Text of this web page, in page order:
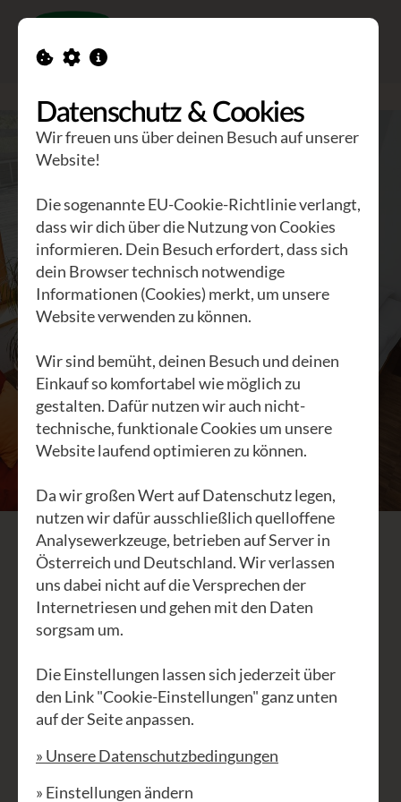
Unsere
Zimmer
Unsere Zimmer sind - ehrlich gesagt
– echte Unikate. So entschleunigen
anders. Die Möbel sind
ausschließlich aus natürlichen
Datenschutz & Cookies
Wir freuen uns über deinen Besuch auf unserer
Website!
Die sogenannte EU-Cookie-Richtlinie verlangt,
dass wir dich über die Nutzung von Cookies
informieren. Dein Besuch erfordert, dass sich
dein Browser technisch notwendige
Informationen (Cookies) merkt, um unsere
Website verwenden zu können.
Wir sind bemüht, deinen Besuch und deinen
Einkauf so komfortabel wie möglich zu
gestalten. Dafür nutzen wir auch nicht-
technische, funktionale Cookies um unsere
Website laufend optimieren zu können.
Da wir großen Wert auf Datenschutz legen,
nutzen wir dafür ausschließlich quelloffene
Analysewerkzeuge, betrieben auf Server in
Österreich und Deutschland. Wir verlassen
uns dabei nicht auf die Versprechen der
Internetriesen und gehen mit den Daten
sorgsam um.
Die Einstellungen lassen sich jederzeit über
den Link "Cookie-Einstellungen" ganz unten
auf der Seite anpassen.
» Unsere Datenschutzbedingungen
» Einstellungen ändern